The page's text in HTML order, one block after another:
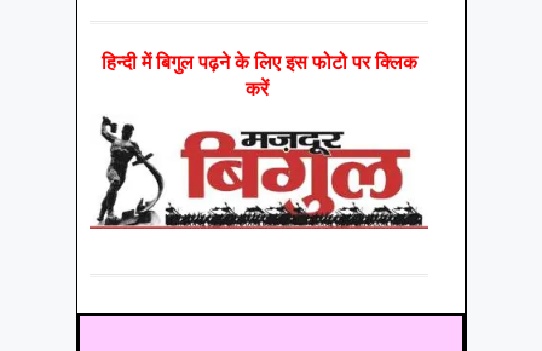
हिन्‍दी में बिगुल पढ़ने के लिए इस फोटो पर क्लिक
करें